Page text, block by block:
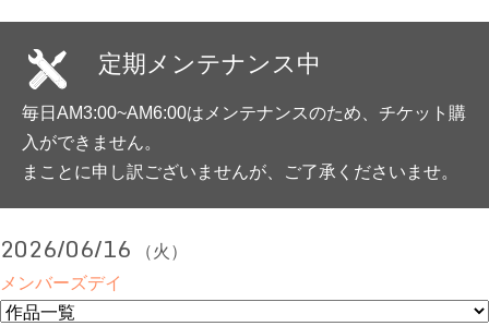
定期メンテナンス中
毎日AM3:00~AM6:00はメンテナンスのため、チケット購
入ができません。
まことに申し訳ございませんが、ご了承くださいませ。
2026/06/16 （火）
メンバーズデイ